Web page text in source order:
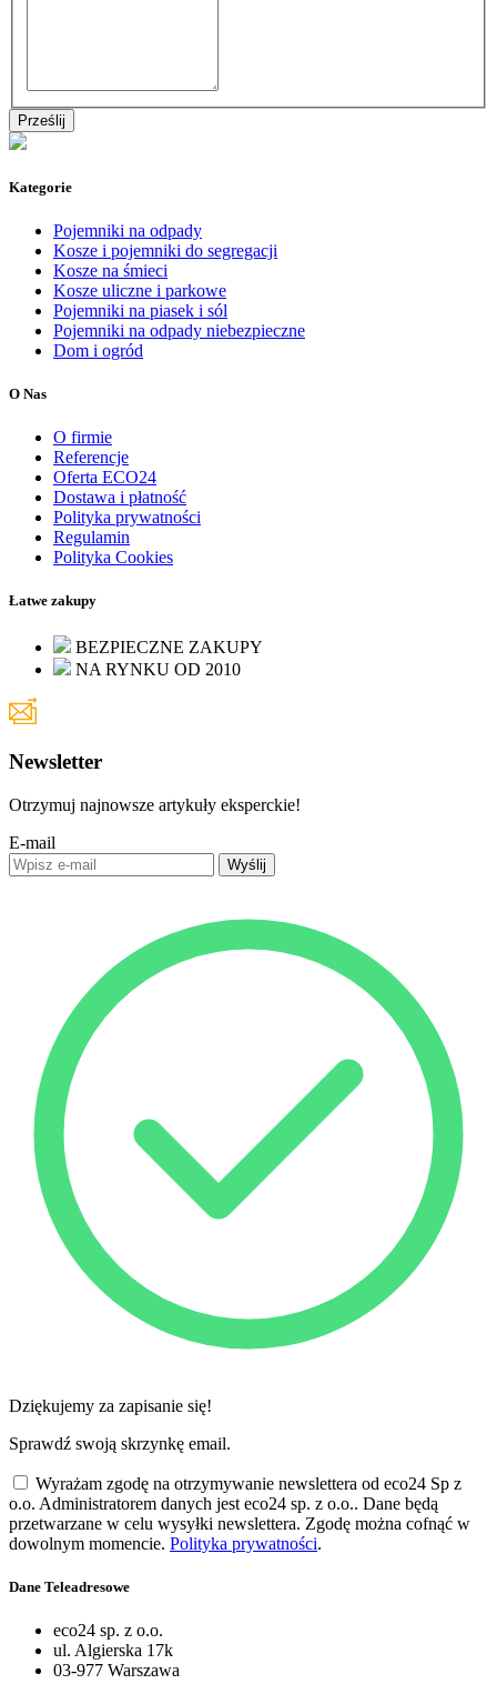
Kategorie
Pojemniki na odpady
Kosze i pojemniki do segregacji
Kosze na śmieci
Kosze uliczne i parkowe
Pojemniki na piasek i sól
Pojemniki na odpady niebezpieczne
Dom i ogród
O Nas
O firmie
Referencje
Oferta ECO24
Dostawa i płatność
Polityka prywatności
Regulamin
Polityka Cookies
Łatwe zakupy
BEZPIECZNE ZAKUPY
NA RYNKU OD 2010
Newsletter
Otrzymuj najnowsze artykuły eksperckie!
E-mail
Wyślij
Dziękujemy za zapisanie się!
Sprawdź swoją skrzynkę email.
Wyrażam zgodę na otrzymywanie newslettera od eco24 Sp z
o.o. Administratorem danych jest eco24 sp. z o.o.. Dane będą
przetwarzane w celu wysyłki newslettera. Zgodę można cofnąć w
dowolnym momencie. Polityka prywatności.
Dane Teleadresowe
eco24 sp. z o.o.
ul. Algierska 17k
03-977 Warszawa